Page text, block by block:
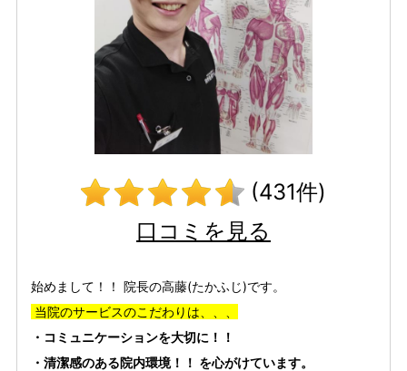
(431件)
口コミを見る
始めまして！！ 院長の高藤(たかふじ)です。
当院のサービスのこだわりは、、、
・コミュニケーションを大切に！！
・清潔感のある院内環境！！ を心がけています。